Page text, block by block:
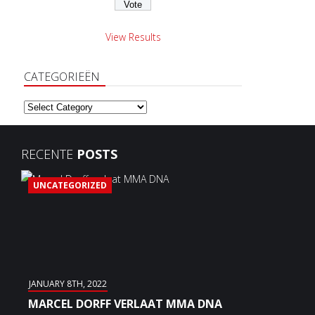
View Results
CATEGORIEËN
Categorieën
RECENTE POSTS
UNCATEGORIZED
JANUARY 8TH, 2022
MARCEL DORFF VERLAAT MMA DNA